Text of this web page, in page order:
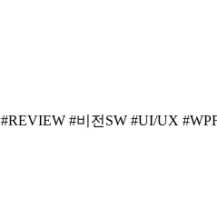
#REVIEW #비전SW #UI/UX